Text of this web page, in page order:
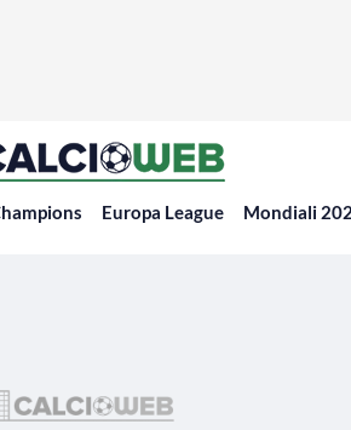
Europa League Mondiali